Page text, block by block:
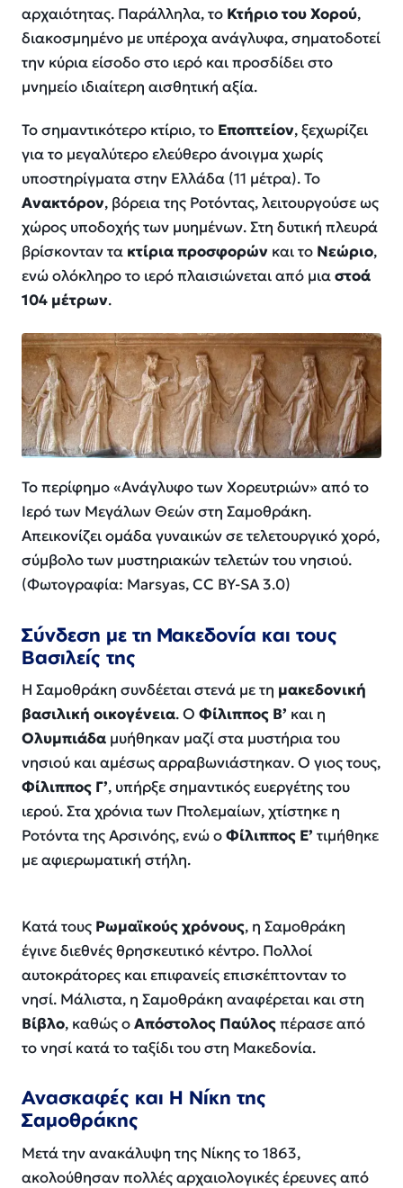
αρχαιότητας. Παράλληλα, το Κτήριο του Χορού,
διακοσμημένο με υπέροχα ανάγλυφα, σηματοδοτεί
την κύρια είσοδο στο ιερό και προσδίδει στο
μνημείο ιδιαίτερη αισθητική αξία.
Το σημαντικότερο κτίριο, το Εποπτείον, ξεχωρίζει
για το μεγαλύτερο ελεύθερο άνοιγμα χωρίς
υποστηρίγματα στην Ελλάδα (11 μέτρα). Το
Ανακτόρον, βόρεια της Ροτόντας, λειτουργούσε ως
χώρος υποδοχής των μυημένων. Στη δυτική πλευρά
βρίσκονταν τα κτίρια προσφορών και το Νεώριο,
ενώ ολόκληρο το ιερό πλαισιώνεται από μιαστοά
104 μέτρων.
Το περίφημο «Ανάγλυφο των Χορευτριών» από το
Ιερό των Μεγάλων Θεών στη Σαμοθράκη.
Απεικονίζει ομάδα γυναικών σε τελετουργικό χορό,
σύμβολο των μυστηριακών τελετών του νησιού.
(Φωτογραφία: Marsyas, CC BY-SA 3.0)
Σύνδεση με τη Μακεδονία και τους
Βασιλείς της
Η Σαμοθράκη συνδέεται στενά με τη μακεδονική
βασιλική οικογένεια. Ο Φίλιππος Β’ και η
Ολυμπιάδα μυήθηκαν μαζί στα μυστήρια του
νησιού και αμέσως αρραβωνιάστηκαν. Ο γιος τους,
Φίλιππος Γ’, υπήρξε σημαντικός ευεργέτης του
ιερού. Στα χρόνια των Πτολεμαίων, χτίστηκε η
Ροτόντα της Αρσινόης, ενώ οΦίλιππος Ε’ τιμήθηκε
με αφιερωματική στήλη.
Κατά τους Ρωμαϊκούς χρόνους, η Σαμοθράκη
έγινε διεθνές θρησκευτικό κέντρο. Πολλοί
αυτοκράτορες και επιφανείς επισκέπτονταν το
νησί. Μάλιστα, η Σαμοθράκη αναφέρεται και στη
Βίβλο, καθώς οΑπόστολος Παύλοςπέρασε από
το νησί κατά το ταξίδι του στη Μακεδονία.
Ανασκαφές και Η Νίκη της
Σαμοθράκης
Μετά την ανακάλυψη της Νίκης το 1863,
ακολούθησαν πολλές αρχαιολογικές έρευνες από